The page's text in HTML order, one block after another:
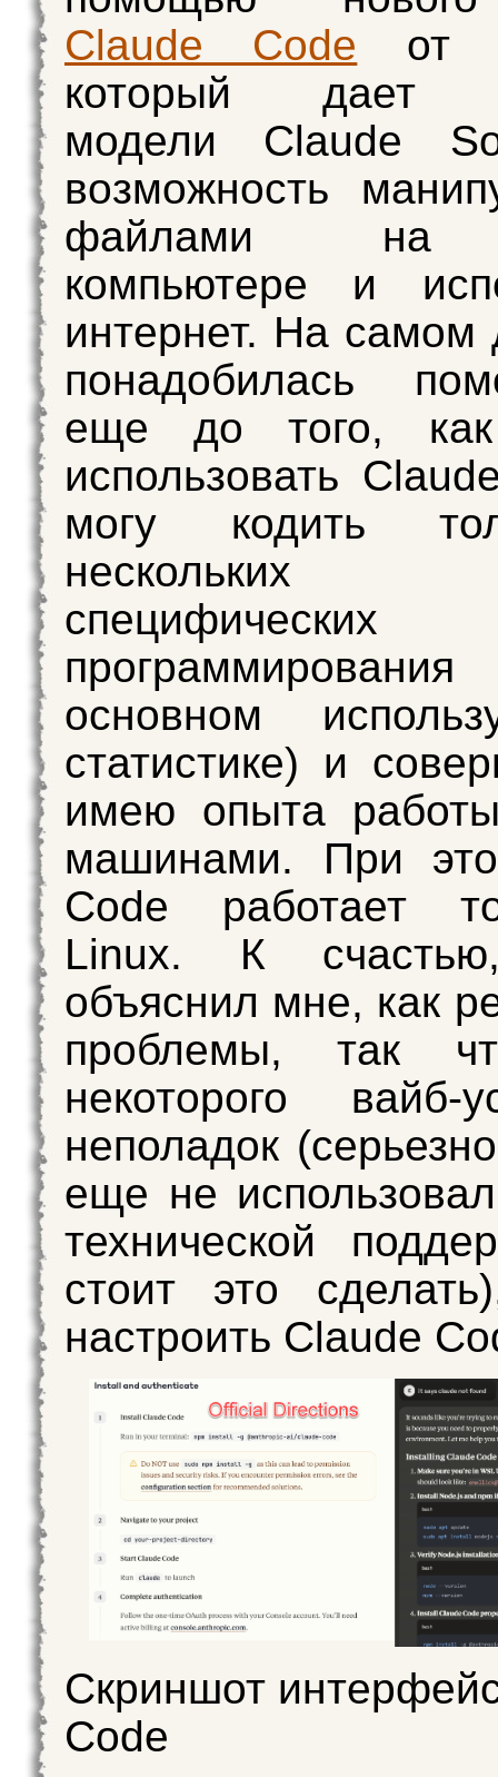
Claude Code от
который дает
модели Claude
возможность
файлами на
компьютере и
интернет. На самом
понадобилась
еще до того,
использовать
могу кодить
нескольких
основном
статистике) и
имею опыта
машинами. При
Code работает
Linux. К
объяснил мне, как
проблемы, так
некоторого вайб-
неполадок
еще не
технической
стоит это
настроить Claude
Скриншот
Code